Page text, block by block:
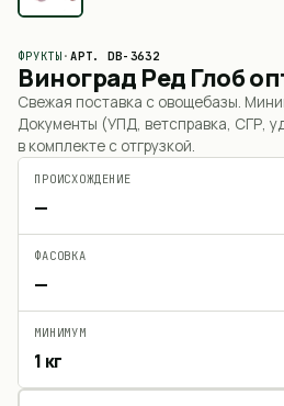
ФРУКТЫ · АРТ.DB-3632
Виноград Ред Глоб
Свежая поставка с овощебазы.
Документы (УПД, ветсправка, СГР,
в комплекте с отгрузкой.
ПРОИСХОЖДЕНИЕ
—
ФАСОВКА
—
МИНИМУМ
1 кг